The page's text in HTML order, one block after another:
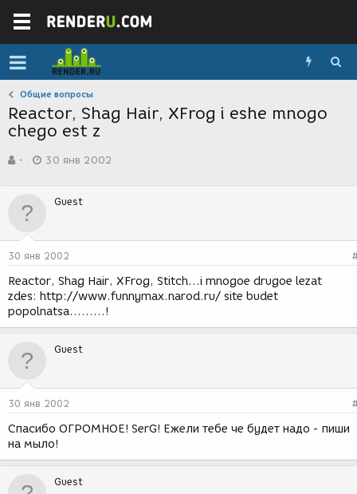
Общие вопросы
Reactor, Shag Hair, XFrog i eshe mnogo
chego est z
в
р
м
-
а
д
н
и
я
30 янв 2002
Guest
30 янв 2002
Reactor, Shag Hair, XFrog, Stitch...i mnogoe drugoe lezat
zdes: http://www.funnymax.narod.ru/ site budet
popolnatsa.........!
Guest
30 янв 2002
Спасибо ОГРОМНОЕ! SerG! Ежели тебе че будет надо - пиши
на мыло!
Guest